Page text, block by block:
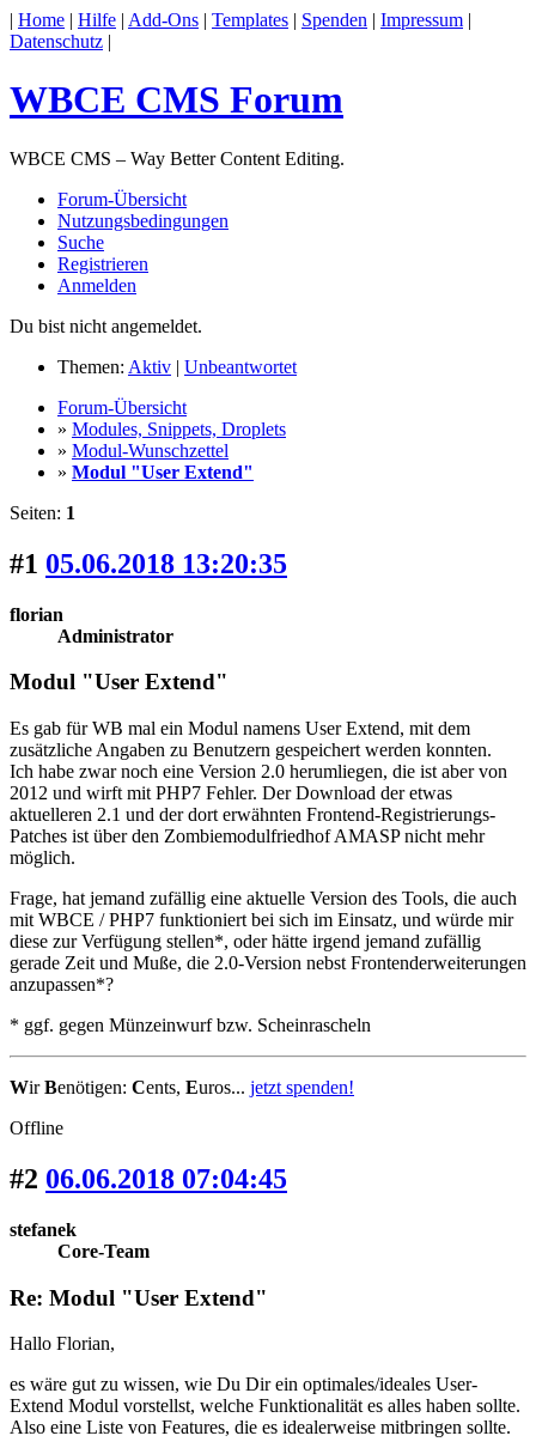
| Home | Hilfe | Add-Ons | Templates | Spenden | Impressum |
Datenschutz |
WBCE CMS Forum
WBCE CMS – Way Better Content Editing.
Forum-Übersicht
Nutzungsbedingungen
Suche
Registrieren
Anmelden
Du bist nicht angemeldet.
Themen: Aktiv | Unbeantwortet
Forum-Übersicht
» Modules, Snippets, Droplets
» Modul-Wunschzettel
» Modul "User Extend"
Seiten: 1
#1 05.06.2018 13:20:35
florian
Administrator
Modul "User Extend"
Es gab für WB mal ein Modul namens User Extend, mit dem
zusätzliche Angaben zu Benutzern gespeichert werden konnten.
Ich habe zwar noch eine Version 2.0 herumliegen, die ist aber von
2012 und wirft mit PHP7 Fehler. Der Download der etwas
aktuelleren 2.1 und der dort erwähnten Frontend-Registrierungs-
Patches ist über den Zombiemodulfriedhof AMASP nicht mehr
möglich.
Frage, hat jemand zufällig eine aktuelle Version des Tools, die auch
mit WBCE / PHP7 funktioniert bei sich im Einsatz, und würde mir
diese zur Verfügung stellen*, oder hätte irgend jemand zufällig
gerade Zeit und Muße, die 2.0-Version nebst Frontenderweiterungen
anzupassen*?
* ggf. gegen Münzeinwurf bzw. Scheinrascheln
WirBenötigen: Cents, Euros... jetzt spenden!
Offline
#2 06.06.2018 07:04:45
stefanek
Core-Team
Re: Modul "User Extend"
Hallo Florian,
es wäre gut zu wissen, wie Du Dir ein optimales/ideales User-
Extend Modul vorstellst, welche Funktionalität es alles haben sollte.
Also eine Liste von Features, die es idealerweise mitbringen sollte.